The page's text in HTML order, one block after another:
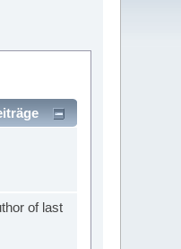
of last